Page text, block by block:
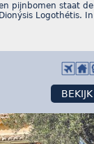
pijnbomen staat de
Logothétis. In
BEKIJK